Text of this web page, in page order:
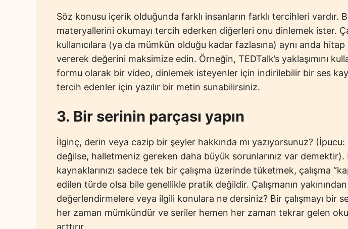
Söz konusu içerik olduğunda farklı insanların farklı tercihleri vardır.
materyallerini okumayı tercih ederken diğerleri onu dinlemek ister.
kullanıcılara (ya da mümkün olduğu kadar fazlasına) aynı anda
vererek değerini maksimize edin. Örneğin, TEDTalk’s yaklaşımını
formu olarak bir video, dinlemek isteyenler için indirilebilir bir ses
tercih edenler için yazılır bir metin sunabilirsiniz.
3. Bir serinin parçası yapın
İlginç, derin veya cazip bir şeyler hakkında mı yazıyorsunuz?
değilse, halletmeniz gereken daha büyük sorunlarınız var demektir).
kaynaklarınızı sadece tek bir çalışma üzerinde tüketmek, çalışma
edilen türde olsa bile genellikle pratik değildir. Çalışmanın
değerlendirmelere veya ilgili konulara ne dersiniz? Bir çalışmayı bir
her zaman mümkündür ve seriler hemen her zaman tekrar gelen
arttırır.